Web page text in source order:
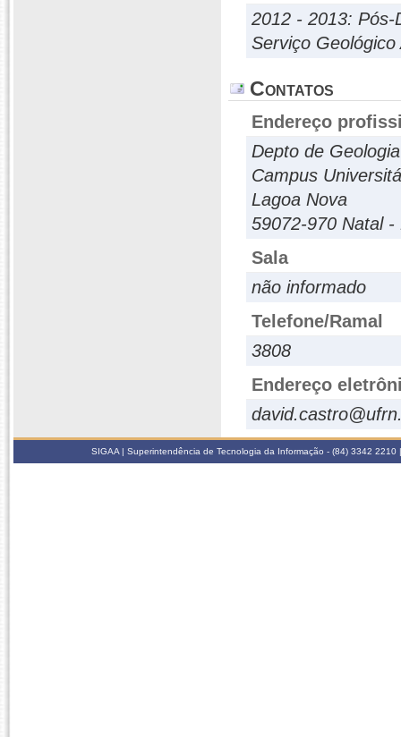
2012 - 2013: Pós-
Serviço Geológico
Contatos
Endereço
Depto de
Campus
Lagoa Nova
59072-970 Natal -
Sala
não informado
Telefone/Ramal
3808
Endereço
SIGAA | Superintendência de Tecnologia da Informação - (84) 3342